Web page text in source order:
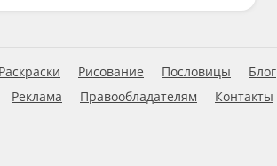
Раскраски Рисование Пословицы Блог
Реклама Правообладателям Контакты